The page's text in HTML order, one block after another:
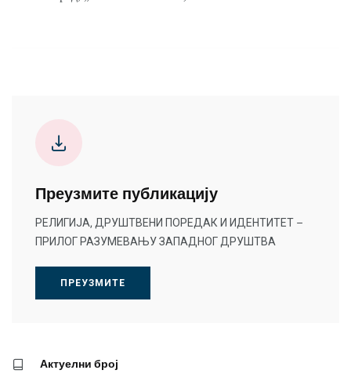
Преузмите публикацију
РЕЛИГИЈА, ДРУШТВЕНИ ПОРЕДАК И ИДЕНТИТЕТ –
ПРИЛОГ РАЗУМЕВАЊУ ЗАПАДНОГ ДРУШТВА
ПРЕУЗМИТЕ
Актуелни број